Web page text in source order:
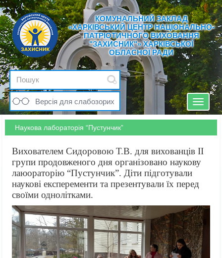
КОМУНАЛЬНИЙ ЗАКЛАД
«ХАРКІВСЬКИЙ ЦЕНТР НАЦІОНАЛЬНО-
ПАТРІОТИЧНОГО ВИХОВАННЯ
"ЗАХИСНИК"» ХАРКІВСЬКОЇ
ОБЛАСНОЇ РАДИ
Версія для слабозорих
Toggle
Наукова лабораторія “Пустунчик”
Вихователем Сидоровою Т.В. для вихованців ІІ
групи продовженого дня організовано наукову
лаюораторію “Пустунчик”. Діти підготували
наукові експеременти та презентували їх перед
своїми однолітками.